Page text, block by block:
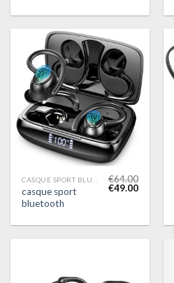
casque sport
bluetooth
€64.00
€49.00